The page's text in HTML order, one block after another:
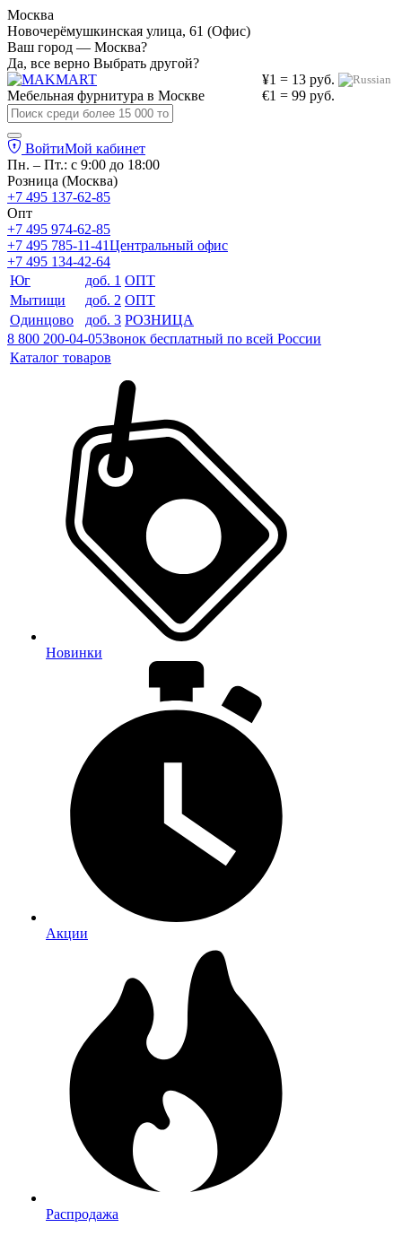
Москва
Новочерёмушкинская улица, 61 (Офис)
Ваш город — Москва?
Да, все верно Выбрать другой?
¥1 = 13 руб.
€1 = 99 руб.
Мебельная фурнитура в Москве
ВойтиМой кабинет
Пн. – Пт.: с 9:00 до 18:00
Розница (Москва)
+7 495 137-62-85
Опт
+7 495 974-62-85
+7 495 785-11-41Центральный офис
+7 495 134-42-64
Юг
доб. 1 ОПТ
Мытищи
доб. 2 ОПТ
Одинцово
доб. 3 РОЗНИЦА
8 800 200-04-05Звонок бесплатный по всей России
Каталог товаров
Новинки
Акции
Распродажа